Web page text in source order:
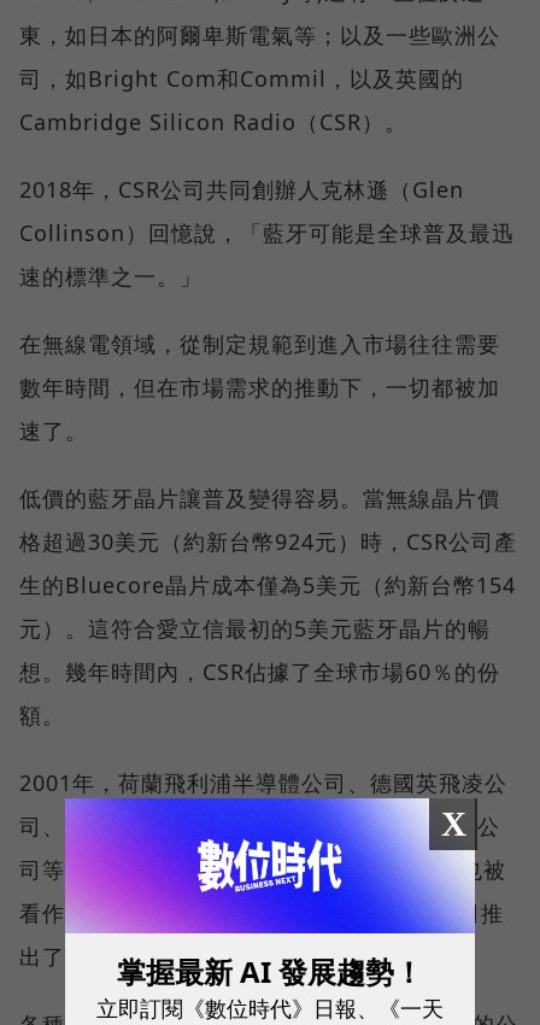
東，如日本的阿爾卑斯電氣等；以及一些歐洲公
司，如Bright Com和Commil，以及英國的
Cambridge Silicon Radio（CSR）。
2018年，CSR公司共同創辦人克林遜（Glen
Collinson）回憶說，「藍牙可能是全球普及最迅
速的標準之一。」
在無線電領域，從制定規範到進入市場往往需要
數年時間，但在市場需求的推動下，一切都被加
速了。
低價的藍牙晶片讓普及變得容易。當無線晶片價
格超過30美元（約新台幣924元）時，CSR公司產
生的Bluecore晶片成本僅為5美元（約新台幣154
元）。這符合愛立信最初的5美元藍牙晶片的暢
想。幾年時間內，CSR佔據了全球市場60％的份
額。
2001年，荷蘭飛利浦半導體公司、德國英飛凌公
司、美國公司德州儀器公司、美國國家半導體公
司等也擁有了藍牙晶片製造能力。PC卡當時也被
看作是一個重要領域，同年，至少有20家公司推
出了產品，包括3Com和摩托羅拉。
X
掌握最新 AI 發展趨勢！
立即訂閱《數位時代》日報、《一天